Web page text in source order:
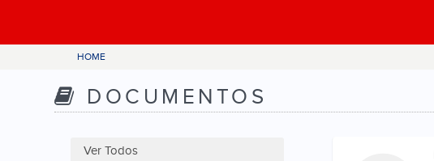
HOME
DOCUMENTOS
Ver Todos